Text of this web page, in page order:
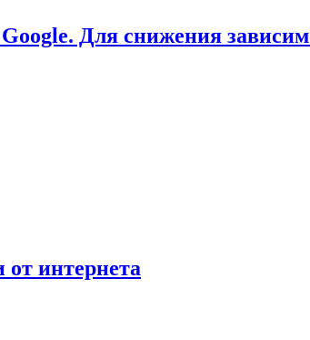
Для снижения
от интернета